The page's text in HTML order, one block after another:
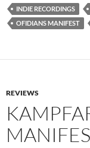
INDIE RECORDINGS
OFIDIANS MANIFEST
REVIEWS